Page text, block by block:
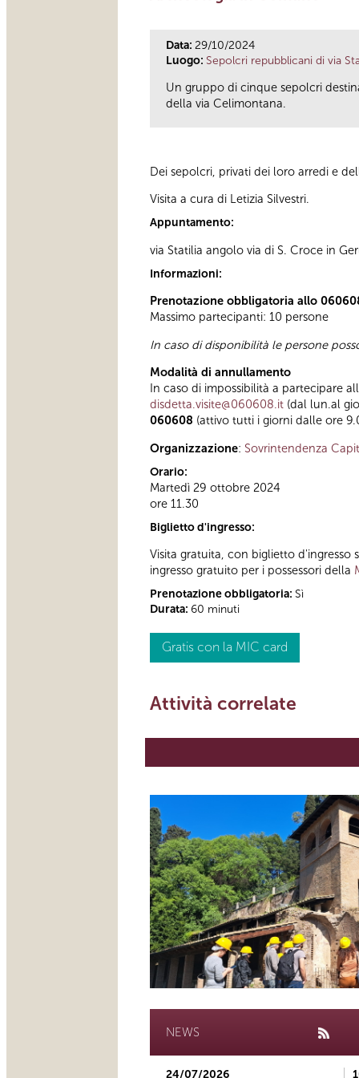
Data: 29/10/2024
Luogo: Sepolcri repubblicani di via
Un gruppo di cinque sepolcri
della via Celimontana.
Dei sepolcri, privati dei loro arredi e
Visita a cura di Letizia Silvestri.
Appuntamento:
via Statilia angolo via di S. Croce in
Informazioni:
Prenotazione obbligatoria allo
Massimo partecipanti: 10 persone
In caso di disponibilità le persone
Modalità di annullamento
In caso di impossibilità a partecipare
disdetta.visite@060608.it (dal lun.al
060608 (attivo tutti i giorni dalle ore
Organizzazione: Sovrintendenza
Orario:
Martedì 29 ottobre 2024
ore 11.30
Biglietto d'ingresso:
Visita gratuita, con biglietto d'ingresso
ingresso gratuito per i possessori della
Prenotazione obbligatoria: Sì
Durata: 60 minuti
Gratis con la MIC card
Attività correlate
NEWS
24/07/2026